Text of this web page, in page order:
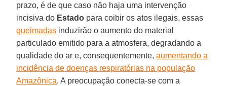
prazo, é de que caso não haja uma intervenção
incisiva do Estado para coibir os atos ilegais, essas
queimadas induzirão o aumento do material
particulado emitido para a atmosfera, degradando a
qualidade do ar e, consequentemente,aumentando a
incidência de doenças respiratórias na população
Amazônica. A preocupação conecta-se com a